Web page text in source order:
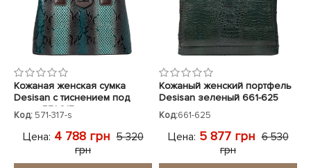
Кожаная женская сумка
Desisan с тиснением под
змею 571-317
Код:571-317-s
Цена: 4 788 грн 5 320
грн
Кожаный женский портфель
Desisan зеленый 661-625
кроко
Код:661-625
Цена: 5 877 грн 6 530
грн